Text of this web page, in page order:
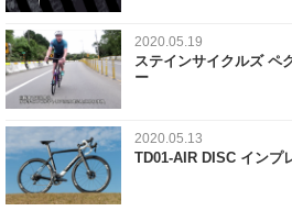
2020.05.19
ステインサイクルズ ペ
ー
2020.05.13
TD01-AIR DISC インプ